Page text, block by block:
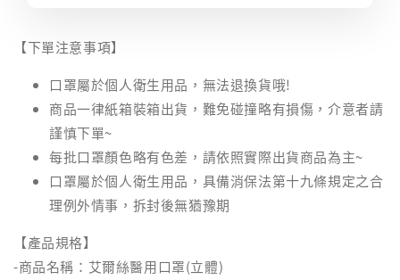
【下單注意事項】
口罩屬於個人衛生用品，無法退換貨哦!
商品一律紙箱裝箱出貨，難免碰撞略有損傷，介意者請
謹慎下單~
每批口罩顏色略有色差，請依照實際出貨商品為主~
口罩屬於個人衛生用品，具備消保法第十九條規定之合
理例外情事，拆封後無猶豫期
【產品規格】
-商品名稱：艾爾絲醫用口罩(立體)